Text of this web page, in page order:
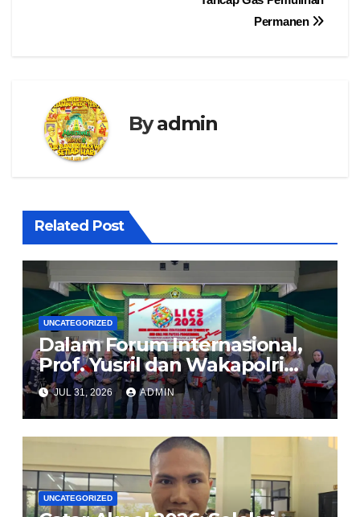
Permanen
Byadmin
Related Post
UNCATEGORIZED
Dalam Forum Internasional,
Prof. Yusril dan Wakapolri
Serukan Penguatan
Kerangka Hukum Global
Lindungi Perempuan dan
Anak dari TPPO
JUL 31, 2026 ADMIN
UNCATEGORIZED